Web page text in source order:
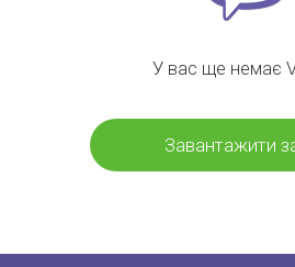
У вас ще немає
Завантажити